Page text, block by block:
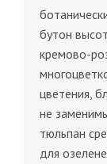
бутон
кремово-
цветения,
не
тюльпан
для